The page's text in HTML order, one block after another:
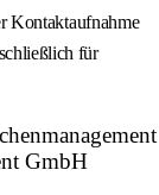
Kontaktaufnahme
für
GmbH